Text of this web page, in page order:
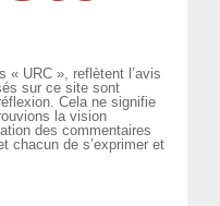
« URC », reflètent l’avis
sur ce site sont
Cela ne signifie
la vision
des commentaires
chacun de s’exprimer et